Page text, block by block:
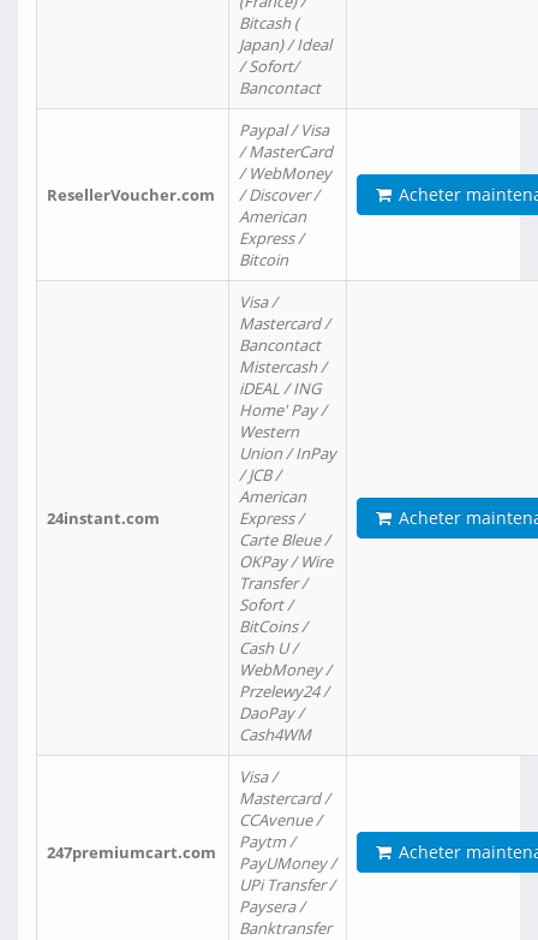
Bitcash (
Japan) / Ideal
/ Sofort/
Bancontact
ResellerVoucher.com
Paypal / Visa
/ MasterCard
/ WebMoney
/ Discover /
American
Express /
Bitcoin
Acheter
24instant.com
Visa /
Mastercard /
Bancontact
Mistercash /
iDEAL / ING
Home' Pay /
Western
Union / InPay
/ JCB /
American
Express /
Carte Bleue /
OKPay / Wire
Transfer /
Sofort /
BitCoins /
Cash U /
WebMoney /
Przelewy24 /
DaoPay /
Cash4WM
Acheter
247premiumcart.com
Visa /
Mastercard /
CCAvenue /
Paytm /
PayUMoney /
UPi Transfer /
Paysera /
Banktransfer
Acheter